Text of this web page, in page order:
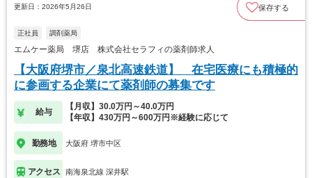
更新日：2026年5月26日 保存する
正社員 調剤薬局
エムケー薬局 堺店 株式会社セラフィの薬剤師求人
【大阪府堺市／泉北高速鉄道】 在宅医療にも積極的
に参画する企業にて薬剤師の募集です
給与
【月収】30.0万円～40.0万円
【年収】430万円～600万円※経験に応じて
勤務地 大阪府 堺市中区
アクセス 南海泉北線 深井駅